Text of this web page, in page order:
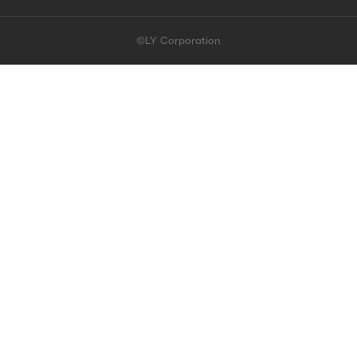
©LY Corporation
このコンテンツは掲載が終了しました | LINE占い